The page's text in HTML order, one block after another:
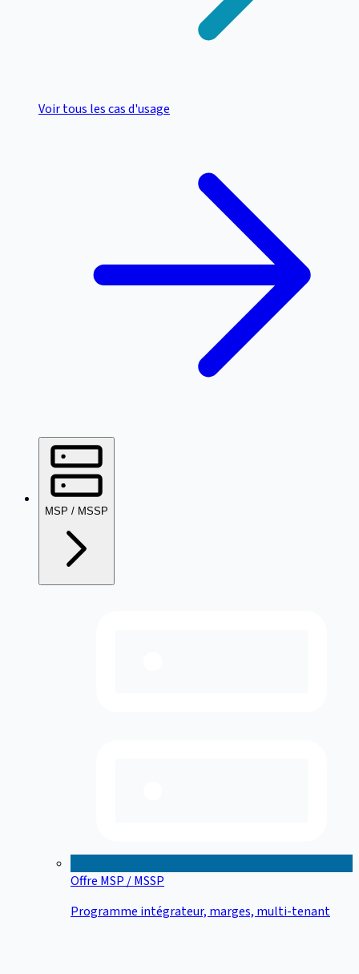
Voir tous les cas d'usage
MSP / MSSP
Offre MSP / MSSP
Programme intégrateur, marges, multi-tenant